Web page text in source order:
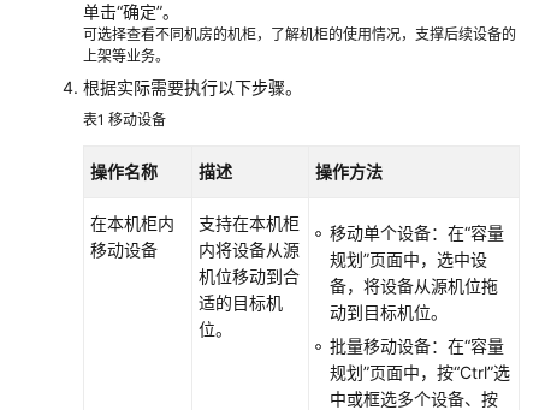
管
日
操
作
单击“确定”。
可选择查看不同机房的机柜，了解机柜的使用情况，支撑后续设备的
上架等业务。
根据实际需要执行以下步骤。
表1 移动设备
操作名称 描述 操作方法
在本机柜内
移动设备
支持在本机柜
内将设备从源
机位移动到合
适的目标机
位。
移动单个设备：在“容量
规划”页面中，选中设
备，将设备从源机位拖
动到目标机位。
批量移动设备：在“容量
规划”页面中，按“Ctrl”选
中或框选多个设备、按